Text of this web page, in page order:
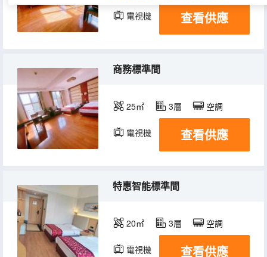
電視機 查看供應
商務標準間
25㎡ 3層 空調
電視機 查看供應
特惠智能標準間
20㎡ 3層 空調
電視機 查看供應